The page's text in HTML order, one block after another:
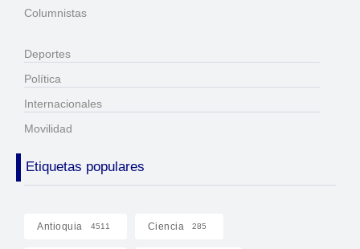
Columnistas
Deportes
Política
Internacionales
Movilidad
Etiquetas populares
Antioquia 4511 Ciencia 285